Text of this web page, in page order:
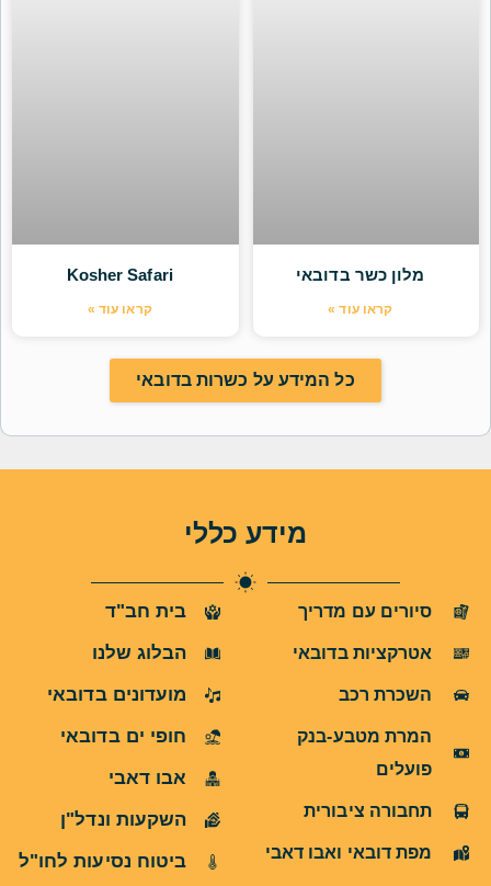
מלון כשר בדובאי
קראו עוד »
Kosher Safari
קראו עוד »
כל המידע על כשרות בדובאי
מידע כללי
סיורים עם מדריך
אטרקציות בדובאי
השכרת רכב
המרת מטבע-בנק
פועלים
תחבורה ציבורית
מפת דובאי ואבו דאבי
בית חב"ד
הבלוג שלנו
מועדונים בדובאי
חופי ים בדובאי
אבו דאבי
השקעות ונדל"ן
ביטוח נסיעות לחו"ל